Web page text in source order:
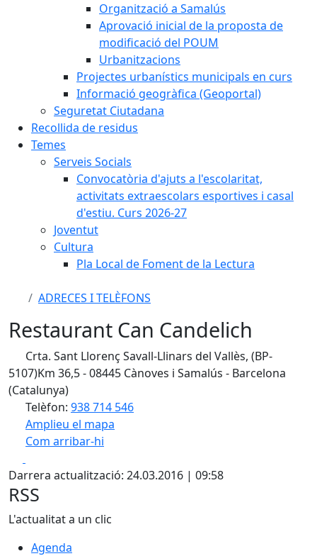
Organització a Samalús
Aprovació inicial de la proposta de
modificació del POUM
Urbanitzacions
Projectes urbanístics municipals en curs
Informació geogràfica (Geoportal)
Seguretat Ciutadana
Recollida de residus
Temes
Serveis Socials
Convocatòria d'ajuts a l'escolaritat,
activitats extraescolars esportives i casal
d'estiu. Curs 2026-27
Joventut
Cultura
Pla Local de Foment de la Lectura
ADRECES I TELÈFONS
Restaurant Can Candelich
Crta. Sant Llorenç Savall-Llinars del Vallès, (BP-
5107)Km 36,5 - 08445 Cànoves i Samalús - Barcelona
(Catalunya)
Telèfon: 938 714 546
Amplieu el mapa
Com arribar-hi
+
−
Darrera actualització: 24.03.2016 | 09:58
RSS
L'actualitat a un clic
Agenda